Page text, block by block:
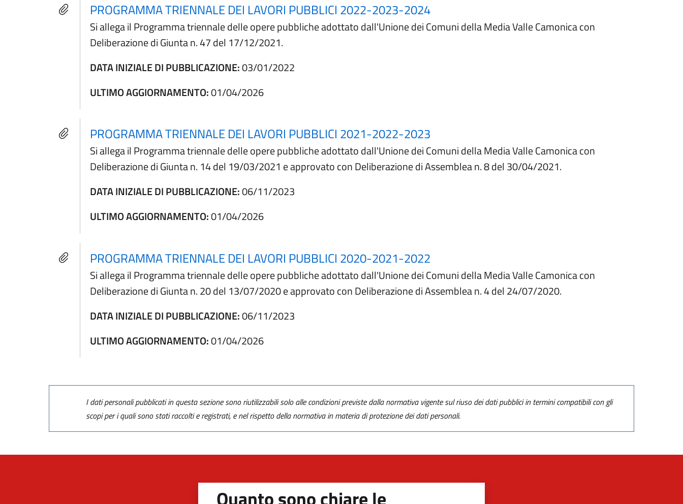
PROGRAMMA TRIENNALE DEI LAVORI PUBBLICI 2022-2023-2024
Si allega il Programma triennale delle opere pubbliche adottato dall'Unione dei Comuni della Media Valle Camonica con
Deliberazione di Giunta n. 47 del 17/12/2021.
DATA INIZIALE DI PUBBLICAZIONE:03/01/2022
ULTIMO AGGIORNAMENTO:01/04/2026
PROGRAMMA TRIENNALE DEI LAVORI PUBBLICI 2021-2022-2023
Si allega il Programma triennale delle opere pubbliche adottato dall'Unione dei Comuni della Media Valle Camonica con
Deliberazione di Giunta n. 14 del 19/03/2021 e approvato con Deliberazione di Assemblea n. 8 del 30/04/2021.
DATA INIZIALE DI PUBBLICAZIONE:06/11/2023
ULTIMO AGGIORNAMENTO:01/04/2026
PROGRAMMA TRIENNALE DEI LAVORI PUBBLICI 2020-2021-2022
Si allega il Programma triennale delle opere pubbliche adottato dall'Unione dei Comuni della Media Valle Camonica con
Deliberazione di Giunta n. 20 del 13/07/2020 e approvato con Deliberazione di Assemblea n. 4 del 24/07/2020.
DATA INIZIALE DI PUBBLICAZIONE:06/11/2023
ULTIMO AGGIORNAMENTO:01/04/2026
I dati personali pubblicati in questa sezione sono riutilizzabili solo alle condizioni previste dalla normativa vigente sul riuso dei dati pubblici in termini compatibili con gli
scopi per i quali sono stati raccolti e registrati, e nel rispetto della normativa in materia di protezione dei dati personali.